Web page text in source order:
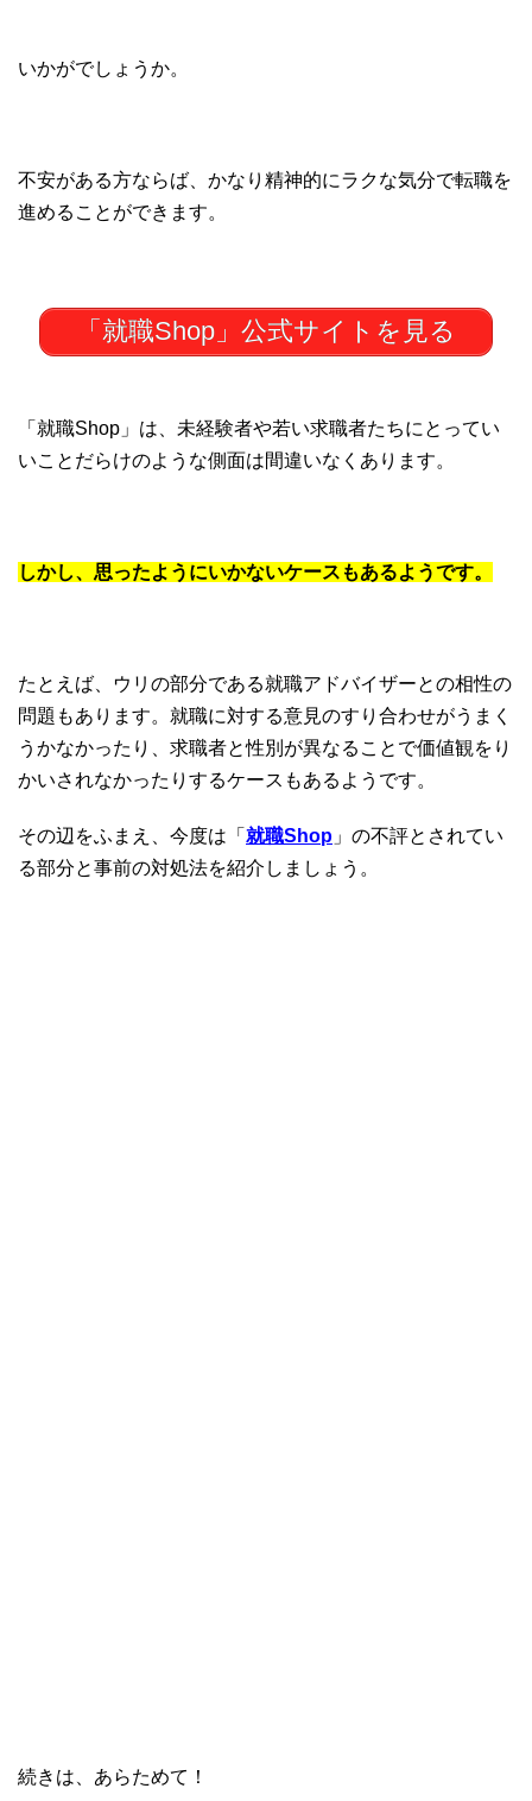
いかがでしょうか。
不安がある方ならば、かなり精神的にラクな気分で転職を
進めることができます。
「就職Shop」公式サイトを見る
「就職Shop」は、未経験者や若い求職者たちにとってい
いことだらけのような側面は間違いなくあります。
しかし、思ったようにいかないケースもあるようです。
たとえば、ウリの部分である就職アドバイザーとの相性の
問題もあります。就職に対する意見のすり合わせがうまく
うかなかったり、求職者と性別が異なることで価値観をり
かいされなかったりするケースもあるようです。
その辺をふまえ、今度は「 就職Shop 」の不評とされてい
る部分と事前の対処法を紹介しましょう。
続きは、あらためて！